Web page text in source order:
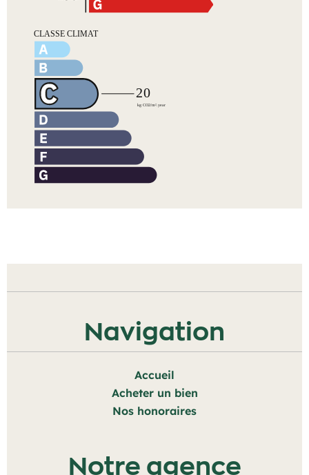
Navigation
Accueil
Acheter un bien
Nos honoraires
Notre agence